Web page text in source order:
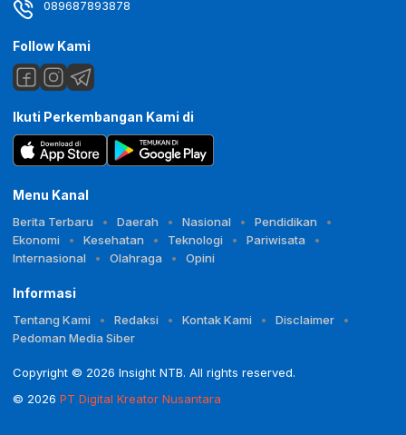
089687893878
Follow Kami
Ikuti Perkembangan Kami di
Menu Kanal
Berita Terbaru Daerah Nasional
Pendidikan
Ekonomi
Kesehatan Teknologi
Pariwisata
Internasional
Olahraga Opini
Informasi
Tentang Kami Redaksi Kontak Kami
Disclaimer
Pedoman Media Siber
Copyright © 2026 Insight NTB. All rights reserved.
© 2026 PT Digital Kreator Nusantara